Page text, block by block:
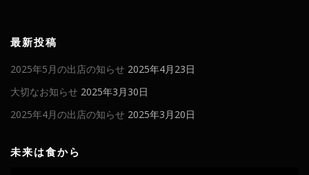
最新投稿
2025年5月の出店の知らせ 2025年4月23日
大切なお知らせ 2025年3月30日
2025年4月の出店の知らせ 2025年3月20日
未来は食から